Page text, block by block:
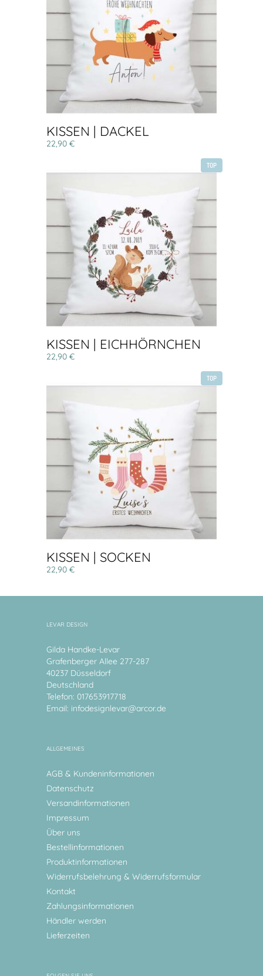
KISSEN | DACKEL
22,90 €
TOP
KISSEN | EICHHÖRNCHEN
22,90 €
TOP
KISSEN | SOCKEN
22,90 €
LEVAR DESIGN
Gilda Handke-Levar
Grafenberger Allee 277-287
40237 Düsseldorf
Deutschland
Telefon: 017653917718
Email: infodesignlevar@arcor.de
ALLGEMEINES
AGB & Kundeninformationen
Datenschutz
Versandinformationen
Impressum
Über uns
Bestellinformationen
Produktinformationen
Widerrufsbelehrung & Widerrufsformular
Kontakt
Zahlungsinformationen
Händler werden
Lieferzeiten